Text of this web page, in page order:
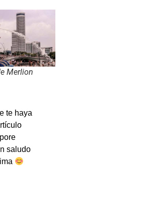
Merlion
te haya
saludo